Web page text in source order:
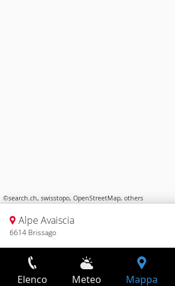
©search.ch, swisstopo, OpenStreetMap, others
Alpe Avaiscia
6614 Brissago
Elenco Meteo Mappa